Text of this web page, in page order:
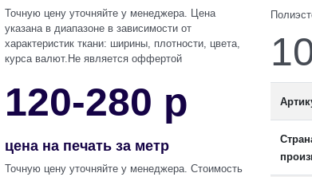
Точную цену уточняйте у менеджера. Цена
указана в диапазоне в зависимости от
характеристик ткани: ширины, плотности, цвета,
курса валют.Не является оффертой
120-280 р
цена на печать за метр
Точную цену уточняйте у менеджера. Стоимость